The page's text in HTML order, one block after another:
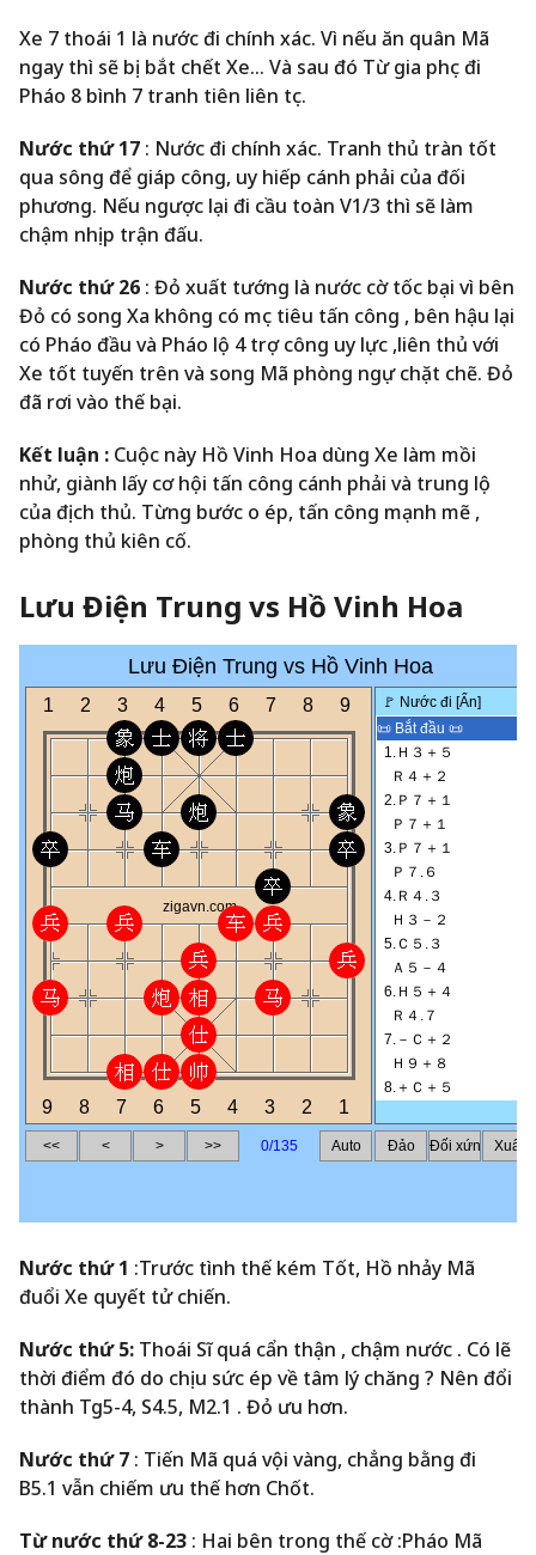
Xe 7 thoái 1 là nước đi chính xác. Vì nếu ăn quân Mã
ngay thì sẽ bị bắt chết Xe… Và sau đó Từ gia phục đi
Pháo 8 bình 7 tranh tiên liên tục.
Nước thứ 17 : Nước đi chính xác. Tranh thủ tràn tốt
qua sông để giáp công, uy hiếp cánh phải của đối
phương. Nếu ngược lại đi cầu toàn V1/3 thì sẽ làm
chậm nhịp trận đấu.
Nước thứ 26 : Đỏ xuất tướng là nước cờ tốc bại vì bên
Đỏ có song Xa không có mục tiêu tấn công , bên hậu lại
có Pháo đầu và Pháo lộ 4 trợ công uy lực ,liên thủ với
Xe tốt tuyến trên và song Mã phòng ngự chặt chẽ. Đỏ
đã rơi vào thế bại.
Kết luận : Cuộc này Hồ Vinh Hoa dùng Xe làm mồi
nhử, giành lấy cơ hội tấn công cánh phải và trung lộ
của địch thủ. Từng bước o ép, tấn công mạnh mẽ ,
phòng thủ kiên cố.
Lưu Điện Trung vs Hồ Vinh Hoa
Nước thứ 1 :Trước tình thế kém Tốt, Hồ nhảy Mã
đuổi Xe quyết tử chiến.
Nước thứ 5: Thoái Sĩ quá cẩn thận , chậm nước . Có lẽ
thời điểm đó do chịu sức ép về tâm lý chăng ? Nên đổi
thành Tg5-4, S4.5, M2.1 . Đỏ ưu hơn.
Nước thứ 7 : Tiến Mã quá vội vàng, chẳng bằng đi
B5.1 vẫn chiếm ưu thế hơn Chốt.
Từ nước thứ 8-23 : Hai bên trong thế cờ :Pháo Mã